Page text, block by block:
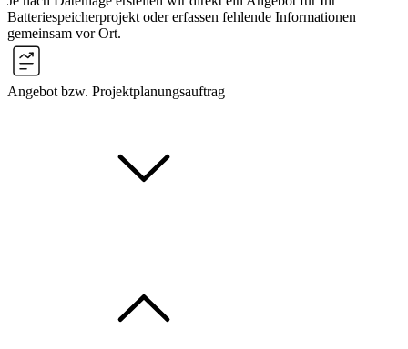
Batteriespeicherprojekt oder erfassen fehlende Informationen
gemeinsam vor Ort.
Angebot bzw. Projektplanungsauftrag